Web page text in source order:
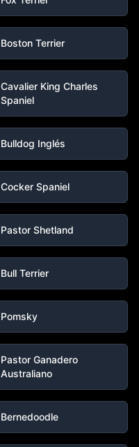
Boston Terrier
Cavalier King Charles
Spaniel
Bulldog Inglés
Cocker Spaniel
Pastor Shetland
Bull Terrier
Pomsky
Pastor Ganadero
Australiano
Bernedoodle